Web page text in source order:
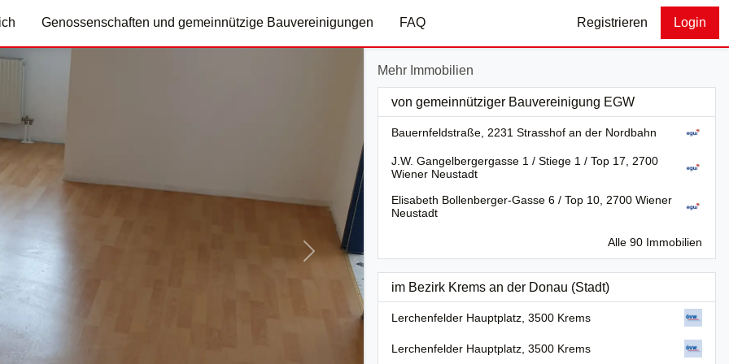
Genossenschaften und gemeinnützige Bauvereinigungen FAQ Registrieren Login
Nächste
Mehr Immobilien
von gemeinnütziger Bauvereinigung EGW
Bauernfeldstraße, 2231 Strasshof an der Nordbahn
J.W. Gangelbergergasse 1 / Stiege 1 / Top 17, 2700
Wiener Neustadt
Elisabeth Bollenberger-Gasse 6 / Top 10, 2700 Wiener
Neustadt
Alle 90 Immobilien
im Bezirk Krems an der Donau (Stadt)
Lerchenfelder Hauptplatz, 3500 Krems
Lerchenfelder Hauptplatz, 3500 Krems